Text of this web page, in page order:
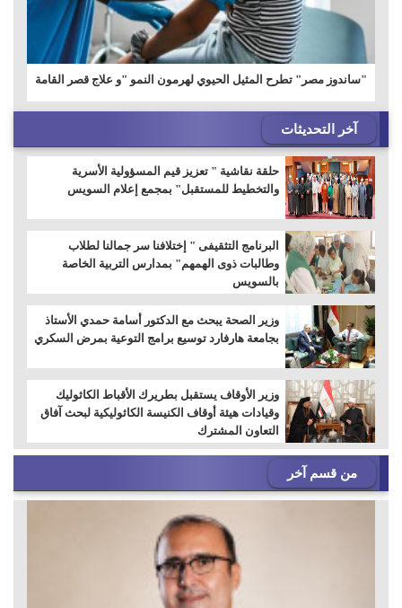
"ساندوز مصر" تطرح المثيل الحيوي لهرمون النمو "و علاج قصر القامة
آخر التحديثات
حلقة نقاشية " تعزيز قيم المسؤولية الأسرية
والتخطيط للمستقبل" بمجمع إعلام السويس
البرنامج التثقيفى " إختلافنا سر جمالنا لطلاب
وطالبات ذوى الهمهم" بمدارس التربية الخاصة
بالسويس
وزير الصحة يبحث مع الدكتور أسامة حمدي الأستاذ
بجامعة هارفارد توسيع برامج التوعية بمرض السكري
وزير الأوقاف يستقبل بطريرك الأقباط الكاثوليك
وقيادات هيئة أوقاف الكنيسة الكاثوليكية لبحث آفاق
التعاون المشترك
من قسم آخر